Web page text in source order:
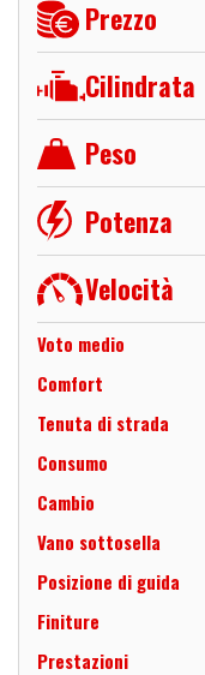
Prezzo
Cilindrata
Peso
Potenza
Velocità
Voto medio
Comfort
Tenuta di strada
Consumo
Cambio
Vano sottosella
Posizione di guida
Finiture
Prestazioni